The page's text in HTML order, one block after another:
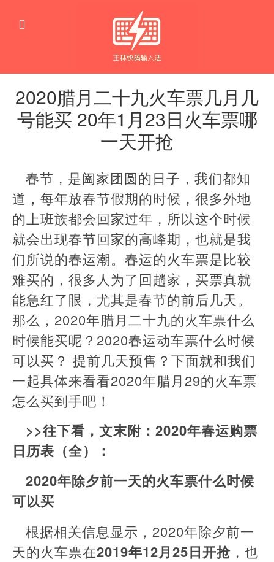
2020腊月二十九火车票几月几
号能买 20年1月23日火车票哪
一天开抢
窍
春节，是阖家团圆的日子，我们都知
道，每年放春节假期的时候，很多外地
的上班族都会回家过年，所以这个时候
就会出现春节回家的高峰期，也就是我
们所说的春运潮。春运的火车票是比较
难买的，很多人为了回趟家，买票真就
能急红了眼，尤其是春节的前后几天。
那么，2020年腊月二十九的火车票什么
时候能买呢？2020春运动车票什么时候
可以买？ 提前几天预售？下面就和我们
一起具体来看看2020年腊月29的火车票
怎么买到手吧！
>>往下看，文末附：2020年春运购票
日历表（全）：
2020年除夕前一天的火车票什么时候
可以买
根据相关信息显示，2020年除夕前一
天的火车票在2019年12月25日开抢 ，也